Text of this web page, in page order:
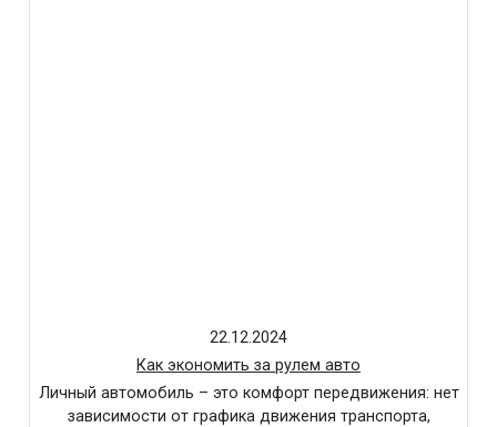
22.12.2024
Как экономить за рулем авто
Личный автомобиль – это комфорт передвижения: нет
зависимости от графика движения транспорта,